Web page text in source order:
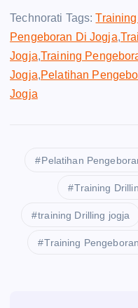
Technorati Tags:
Pengeboran Di Jogja,
Jogja,Training
Jogja,Pelatihan
Jogja
Pelatihan
Training
training Drilling jogja
Training